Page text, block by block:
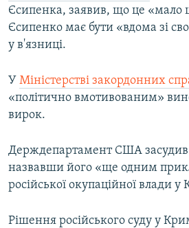
Єсипенка, заявив, що це «мало
Єсипенко має бути «вдома зі
у в'язниці.
У Міністерстві закордонних
«політично вмотивованим»
вирок.
Держдепартамент США
назвавши його «ще одним
російської окупаційної влади у
Рішення російського суду у